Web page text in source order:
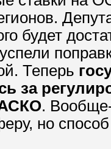
будет
Теперь
за
.
но